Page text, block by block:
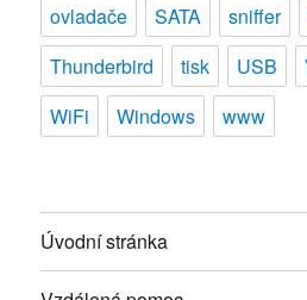
ovladače
SATA sniffer
Thunderbird
tisk USB
WiFi
Windows www
Úvodní stránka